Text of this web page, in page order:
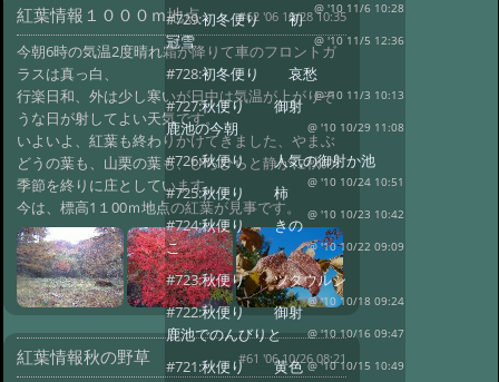
紅葉情報１０００ｍ地点 #62 '06 10/28 10:35
今朝6時の気温2度晴れ霜が降りて車のフロントガ
ラスは真っ白、
行楽日和、外は少し寒いが日中は気温が上がりそ
うな日が射してよい天気です。
いよいよ、紅葉も終わりかけてきました、やまぶ
どうの葉も、山栗の葉も、ひらひらと静かに秋の
季節を終りに庄としています。
今は、標高1１00ｍ地点の紅葉が見事です。
紅葉情報秋の野草 #61 '06 10/26 08:21
@ '10 11/6 10:28
#729:初冬便り 初
冠雪
@ '10 11/5 12:36
#728:初冬便り 哀愁
@ '10 11/3 10:13
#727:秋便り 御射
鹿池の今朝
@ '10 10/29 11:08
#726:秋便り 人気の御射か池
@ '10 10/24 10:51
#725:秋便り 柿
@ '10 10/23 10:42
#724:秋便り きの
こ
@ '10 10/22 09:09
#723:秋便り ツタウルシ
@ '10 10/18 09:24
#722:秋便り 御射
鹿池でのんびりと
@ '10 10/16 09:47
#721:秋便り 黄色 @ '10 10/15 10:49